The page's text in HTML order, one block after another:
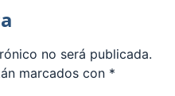
no será publicada.
marcados con *